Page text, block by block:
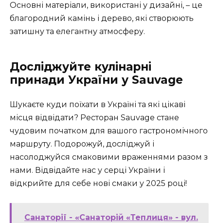
Основні матеріали, використані у дизайні, – це
благородний камінь і дерево, які створюють
затишну та елегантну атмосферу.
Досліджуйте кулінарні
принади України у Sauvage
Шукаєте куди поїхати в Україні та які цікаві
місця відвідати? Ресторан Sauvage стане
чудовим початком для вашого гастрономічного
маршруту. Подорожуй, досліджуй і
насолоджуйся смаковими враженнями разом з
нами. Відвідайте нас у серці України і
відкрийте для себе нові смаки у 2025 році!
Санаторії - «Санаторій «Теплиця» - вул.